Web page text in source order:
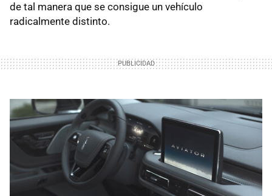
de tal manera que se consigue un vehículo
radicalmente distinto.